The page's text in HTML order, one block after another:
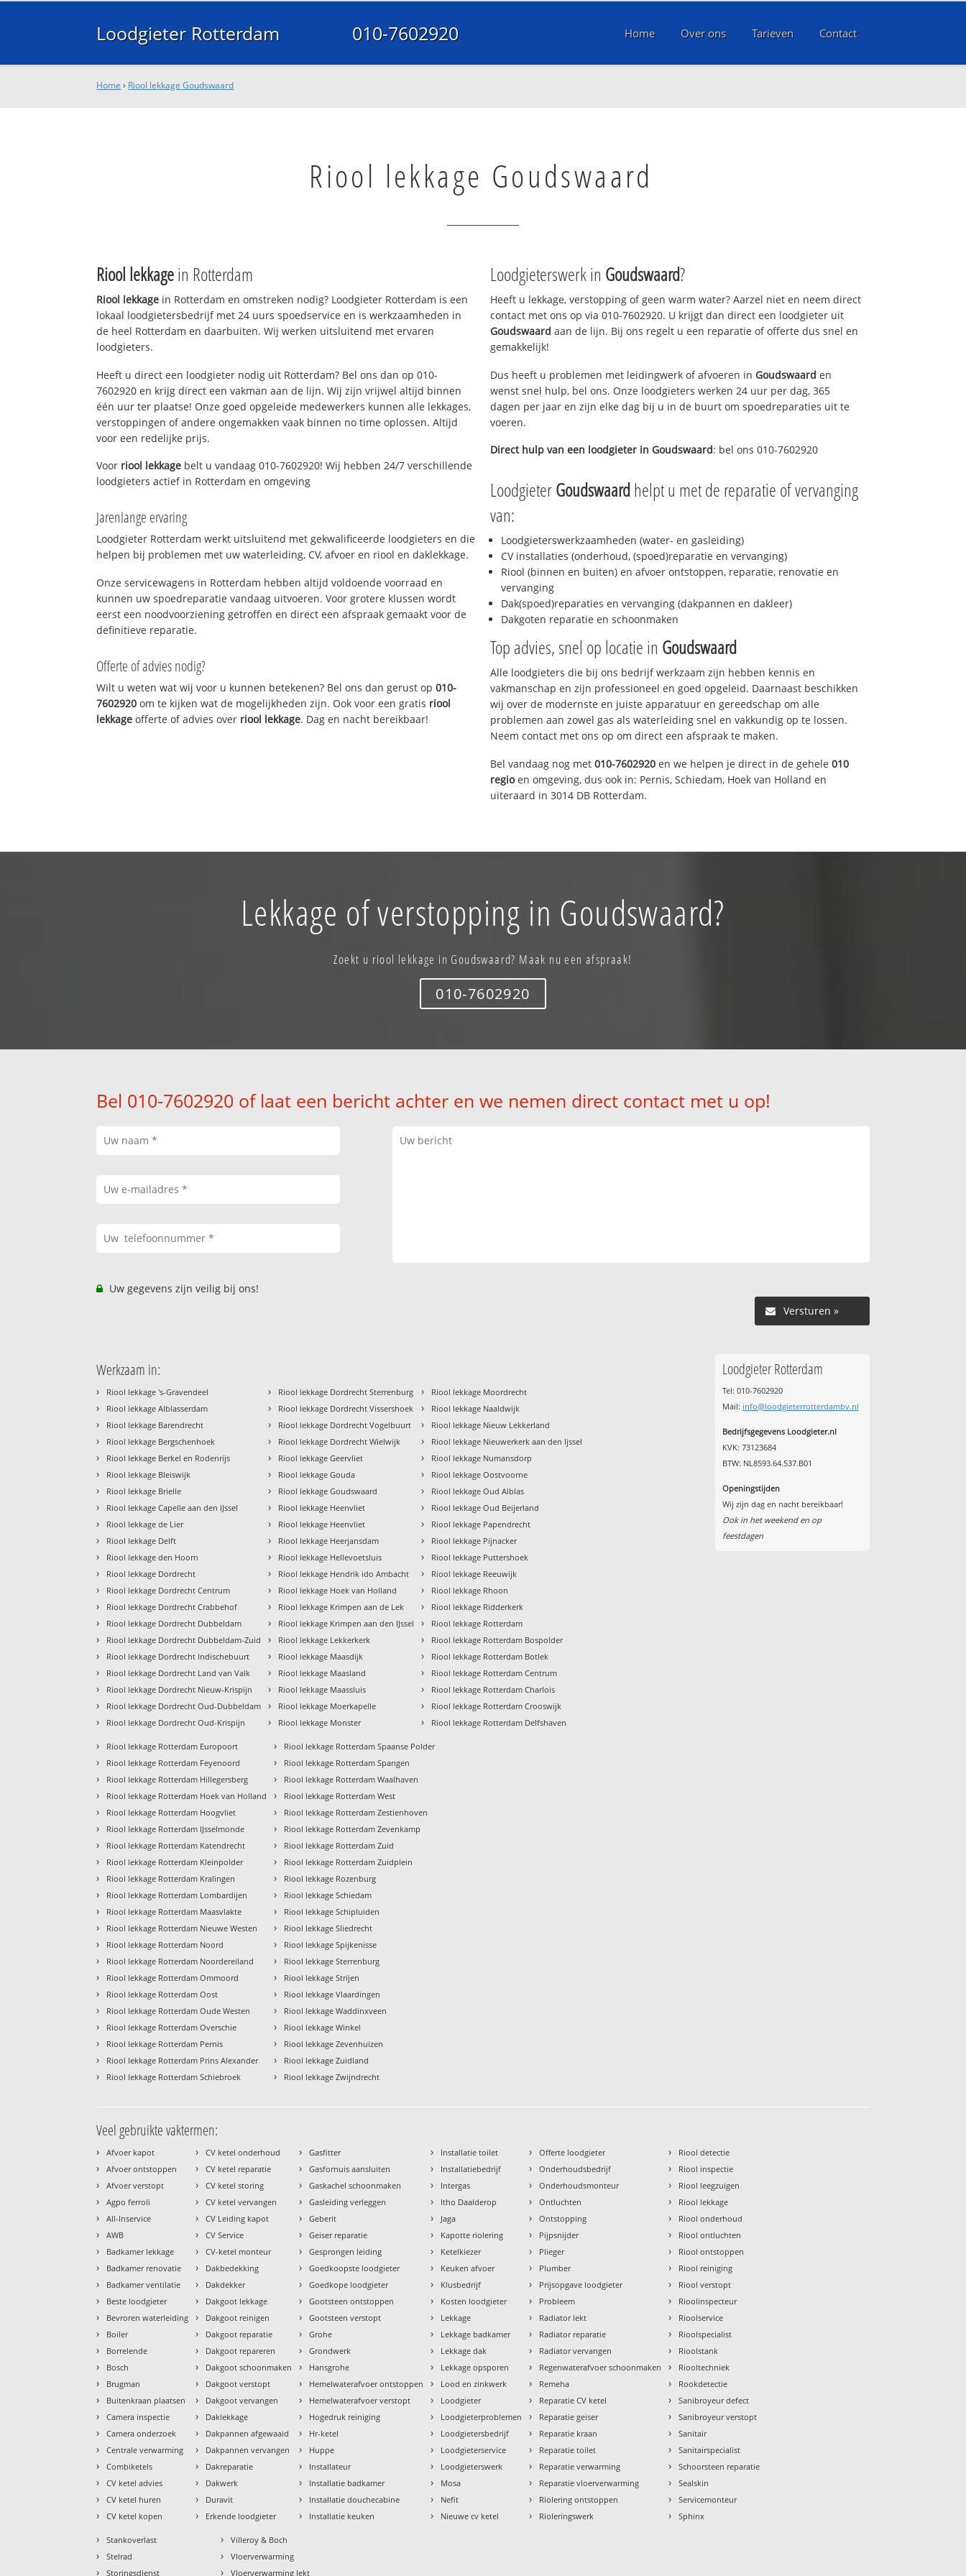
Loodgieter Rotterdam 010-7602920 Home Over ons Tarieven Contact
Home › Riool lekkage Goudswaard
Riool lekkage Goudswaard
Riool lekkagein Rotterdam
Riool lekkage in Rotterdam en omstreken nodig? Loodgieter Rotterdam is een
lokaal loodgietersbedrijf met 24 uurs spoedservice en is werkzaamheden in
de heel Rotterdam en daarbuiten. Wij werken uitsluitend met ervaren
loodgieters.
Heeft u direct een loodgieter nodig uit Rotterdam? Bel ons dan op 010-
7602920 en krijg direct een vakman aan de lijn. Wij zijn vrijwel altijd binnen
één uur ter plaatse! Onze goed opgeleide medewerkers kunnen alle lekkages,
verstoppingen of andere ongemakken vaak binnen no time oplossen. Altijd
voor een redelijke prijs.
Voor riool lekkage belt u vandaag 010-7602920! Wij hebben 24/7 verschillende
loodgieters actief in Rotterdam en omgeving
Jarenlange ervaring
Loodgieter Rotterdam werkt uitsluitend met gekwalificeerde loodgieters en die
helpen bij problemen met uw waterleiding, CV, afvoer en riool en daklekkage.
Onze servicewagens in Rotterdam hebben altijd voldoende voorraad en
kunnen uw spoedreparatie vandaag uitvoeren. Voor grotere klussen wordt
eerst een noodvoorziening getroffen en direct een afspraak gemaakt voor de
definitieve reparatie.
Offerte of advies nodig?
Wilt u weten wat wij voor u kunnen betekenen? Bel ons dan gerust op010-
7602920 om te kijken wat de mogelijkheden zijn. Ook voor een gratis riool
lekkage offerte of advies over riool lekkage. Dag en nacht bereikbaar!
Loodgieterswerk in Goudswaard?
Heeft u lekkage, verstopping of geen warm water? Aarzel niet en neem direct
contact met ons op via 010-7602920. U krijgt dan direct een loodgieter uit
Goudswaard aan de lijn. Bij ons regelt u een reparatie of offerte dus snel en
gemakkelijk!
Dus heeft u problemen met leidingwerk of afvoeren in Goudswaard en
wenst snel hulp, bel ons. Onze loodgieters werken 24 uur per dag, 365
dagen per jaar en zijn elke dag bij u in de buurt om spoedreparaties uit te
voeren.
Direct hulp van een loodgieter in Goudswaard: bel ons 010-7602920
LoodgieterGoudswaardhelpt u met de reparatie of vervanging
van:
Loodgieterswerkzaamheden (water- en gasleiding)
CV installaties (onderhoud, (spoed)reparatie en vervanging)
Riool (binnen en buiten) en afvoer ontstoppen, reparatie, renovatie en
vervanging
Dak(spoed)reparaties en vervanging (dakpannen en dakleer)
Dakgoten reparatie en schoonmaken
Top advies, snel op locatie in Goudswaard
Alle loodgieters die bij ons bedrijf werkzaam zijn hebben kennis en
vakmanschap en zijn professioneel en goed opgeleid. Daarnaast beschikken
wij over de modernste en juiste apparatuur en gereedschap om alle
problemen aan zowel gas als waterleiding snel en vakkundig op te lossen.
Neem contact met ons op om direct een afspraak te maken.
Bel vandaag nog met 010-7602920 en we helpen je direct in de gehele 010
regioen omgeving, dus ook in: Pernis, Schiedam, Hoek van Holland en
uiteraard in 3014 DB Rotterdam.
Lekkage of verstopping in Goudswaard?
Zoekt u riool lekkage in Goudswaard? Maak nu een afspraak!
010-7602920
Bel 010-7602920 of laat een bericht achter en we nemen direct contact met u op!
Uw gegevens zijn veilig bij ons!
Versturen »
Werkzaam in:
› Riool lekkage 's-Gravendeel
› Riool lekkage Alblasserdam
› Riool lekkage Barendrecht
› Riool lekkage Bergschenhoek
› Riool lekkage Berkel en Rodenrijs
› Riool lekkage Bleiswijk
› Riool lekkage Brielle
› Riool lekkage Capelle aan den IJssel
› Riool lekkage de Lier
› Riool lekkage Delft
› Riool lekkage den Hoorn
› Riool lekkage Dordrecht
› Riool lekkage Dordrecht Centrum
› Riool lekkage Dordrecht Crabbehof
› Riool lekkage Dordrecht Dubbeldam
› Riool lekkage Dordrecht Dubbeldam-Zuid
› Riool lekkage Dordrecht Indischebuurt
› Riool lekkage Dordrecht Land van Valk
› Riool lekkage Dordrecht Nieuw-Krispijn
› Riool lekkage Dordrecht Oud-Dubbeldam
› Riool lekkage Dordrecht Oud-Krispijn
› Riool lekkage Dordrecht Sterrenburg
› Riool lekkage Dordrecht Vissershoek
› Riool lekkage Dordrecht Vogelbuurt
› Riool lekkage Dordrecht Wielwijk
› Riool lekkage Geervliet
› Riool lekkage Gouda
› Riool lekkage Goudswaard
› Riool lekkage Heenvliet
› Riool lekkage Heenvliet
› Riool lekkage Heerjansdam
› Riool lekkage Hellevoetsluis
› Riool lekkage Hendrik ido Ambacht
› Riool lekkage Hoek van Holland
› Riool lekkage Krimpen aan de Lek
› Riool lekkage Krimpen aan den IJssel
› Riool lekkage Lekkerkerk
› Riool lekkage Maasdijk
› Riool lekkage Maasland
› Riool lekkage Maassluis
› Riool lekkage Moerkapelle
› Riool lekkage Monster
› Riool lekkage Moordrecht
› Riool lekkage Naaldwijk
› Riool lekkage Nieuw Lekkerland
› Riool lekkage Nieuwerkerk aan den Ijssel
› Riool lekkage Numansdorp
› Riool lekkage Oostvoorne
› Riool lekkage Oud Alblas
› Riool lekkage Oud Beijerland
› Riool lekkage Papendrecht
› Riool lekkage Pijnacker
› Riool lekkage Puttershoek
› Riool lekkage Reeuwijk
› Riool lekkage Rhoon
› Riool lekkage Ridderkerk
› Riool lekkage Rotterdam
› Riool lekkage Rotterdam Bospolder
› Riool lekkage Rotterdam Botlek
› Riool lekkage Rotterdam Centrum
› Riool lekkage Rotterdam Charlois
› Riool lekkage Rotterdam Crooswijk
› Riool lekkage Rotterdam Delfshaven
› Riool lekkage Rotterdam Europoort
› Riool lekkage Rotterdam Feyenoord
› Riool lekkage Rotterdam Hillegersberg
› Riool lekkage Rotterdam Hoek van Holland
› Riool lekkage Rotterdam Hoogvliet
› Riool lekkage Rotterdam IJsselmonde
› Riool lekkage Rotterdam Katendrecht
› Riool lekkage Rotterdam Kleinpolder
› Riool lekkage Rotterdam Kralingen
› Riool lekkage Rotterdam Lombardijen
› Riool lekkage Rotterdam Maasvlakte
› Riool lekkage Rotterdam Nieuwe Westen
› Riool lekkage Rotterdam Noord
› Riool lekkage Rotterdam Noordereiland
› Riool lekkage Rotterdam Ommoord
› Riool lekkage Rotterdam Oost
› Riool lekkage Rotterdam Oude Westen
› Riool lekkage Rotterdam Overschie
› Riool lekkage Rotterdam Pernis
› Riool lekkage Rotterdam Prins Alexander
› Riool lekkage Rotterdam Schiebroek
› Riool lekkage Rotterdam Spaanse Polder
› Riool lekkage Rotterdam Spangen
› Riool lekkage Rotterdam Waalhaven
› Riool lekkage Rotterdam West
› Riool lekkage Rotterdam Zestienhoven
› Riool lekkage Rotterdam Zevenkamp
› Riool lekkage Rotterdam Zuid
› Riool lekkage Rotterdam Zuidplein
› Riool lekkage Rozenburg
› Riool lekkage Schiedam
› Riool lekkage Schipluiden
› Riool lekkage Sliedrecht
› Riool lekkage Spijkenisse
› Riool lekkage Sterrenburg
› Riool lekkage Strijen
› Riool lekkage Vlaardingen
› Riool lekkage Waddinxveen
› Riool lekkage Winkel
› Riool lekkage Zevenhuizen
› Riool lekkage Zuidland
› Riool lekkage Zwijndrecht
Loodgieter Rotterdam
Tel: 010-7602920
Mail: info@loodgieterrotterdambv.nl
Bedrijfsgegevens Loodgieter.nl
KVK: 73123684
BTW: NL8593.64.537.B01
Openingstijden
Wij zijn dag en nacht bereikbaar!
Ook in het weekend en op
feestdagen
Veel gebruikte vaktermen:
› Afvoer kapot
› Afvoer ontstoppen
› Afvoer verstopt
› Agpo ferroli
› All-Inservice
› AWB
› Badkamer lekkage
› Badkamer renovatie
› Badkamer ventilatie
› Beste loodgieter
› Bevroren waterleiding
› Boiler
› Borrelende
› Bosch
› Brugman
› Buitenkraan plaatsen
› Camera inspectie
› Camera onderzoek
› Centrale verwarming
› Combiketels
› CV ketel advies
› CV ketel huren
› CV ketel kopen
› CV ketel onderhoud
› CV ketel reparatie
› CV ketel storing
› CV ketel vervangen
› CV Leiding kapot
› CV Service
› CV-ketel monteur
› Dakbedekking
› Dakdekker
› Dakgoot lekkage
› Dakgoot reinigen
› Dakgoot reparatie
› Dakgoot repareren
› Dakgoot schoonmaken
› Dakgoot verstopt
› Dakgoot vervangen
› Daklekkage
› Dakpannen afgewaaid
› Dakpannen vervangen
› Dakreparatie
› Dakwerk
› Duravit
› Erkende loodgieter
› Gasfitter
› Gasfornuis aansluiten
› Gaskachel schoonmaken
› Gasleiding verleggen
› Geberit
› Geiser reparatie
› Gesprongen leiding
› Goedkoopste loodgieter
› Goedkope loodgieter
› Gootsteen ontstoppen
› Gootsteen verstopt
› Grohe
› Grondwerk
› Hansgrohe
› Hemelwaterafvoer ontstoppen
› Hemelwaterafvoer verstopt
› Hogedruk reiniging
› Hr-ketel
› Huppe
› Installateur
› Installatie badkamer
› Installatie douchecabine
› Installatie keuken
› Installatie toilet
› Installatiebedrijf
› Intergas
› Itho Daalderop
› Jaga
› Kapotte riolering
› Ketelkiezer
› Keuken afvoer
› Klusbedrijf
› Kosten loodgieter
› Lekkage
› Lekkage badkamer
› Lekkage dak
› Lekkage opsporen
› Lood en zinkwerk
› Loodgieter
› Loodgieterproblemen
› Loodgietersbedrijf
› Loodgieterservice
› Loodgieterswerk
› Mosa
› Nefit
› Nieuwe cv ketel
› Offerte loodgieter
› Onderhoudsbedrijf
› Onderhoudsmonteur
› Ontluchten
› Ontstopping
› Pijpsnijder
› Plieger
› Plumber
› Prijsopgave loodgieter
› Probleem
› Radiator lekt
› Radiator reparatie
› Radiator vervangen
› Regenwaterafvoer schoonmaken
› Remeha
› Reparatie CV ketel
› Reparatie geiser
› Reparatie kraan
› Reparatie toilet
› Reparatie verwarming
› Reparatie vloerverwarming
› Riolering ontstoppen
› Rioleringswerk
› Riool detectie
› Riool inspectie
› Riool leegzuigen
› Riool lekkage
› Riool onderhoud
› Riool ontluchten
› Riool ontstoppen
› Riool reiniging
› Riool verstopt
› Rioolinspecteur
› Rioolservice
› Rioolspecialist
› Rioolstank
› Riooltechniek
› Rookdetectie
› Sanibroyeur defect
› Sanibroyeur verstopt
› Sanitair
› Sanitairspecialist
› Schoorsteen reparatie
› Sealskin
› Servicemonteur
› Sphinx
› Stankoverlast
› Stelrad
› Storingsdienst
› Villeroy & Boch
› Vloerverwarming
› Vloerverwarming lekt